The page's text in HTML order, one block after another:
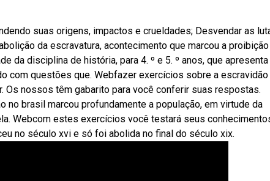
suas origens, impactos e crueldades; Desvendar as
da escravatura, acontecimento que marcou a proibição
da disciplina de história, para 4. º e 5. º anos, que apresenta
com questões que. Webfazer exercícios sobre a escravidão
nossos têm gabarito para você conferir suas respostas.
brasil marcou profundamente a população, em virtude da
Webcom estes exercícios você testará seus
no século xvi e só foi abolida no final do século xix.